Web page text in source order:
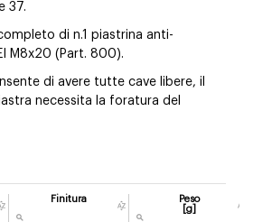
37.
di n.1 piastrina anti-
M8x20 (Part. 800).
di avere tutte cave libere, il
necessita la foratura del
Finitura
Peso
[g]